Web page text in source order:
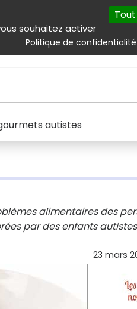
souhaitez activer
Politique de confidentialité
Autres
services Emploi
autistes
alimentaires des
par des enfants
23 mars